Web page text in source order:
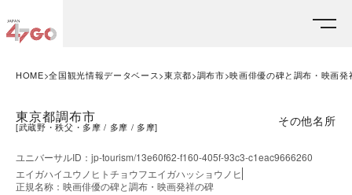
HOME 全国観光情報データベース 東京都 調布市 映画俳優の碑と調布・映画発
東京都調布市
[武蔵野・秩父・多摩 多摩 多摩] その他名所
ユニバーサルID ： jp-tourism/13e60f62-f160-405f-93c3-c1eac9666260
エイガハイユウノヒトチョウフエイガハッショウノヒ
正規名称 ： 映画俳優の碑と調布・映画発祥の碑